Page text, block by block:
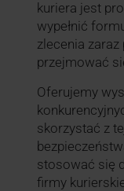
kuriera jest
wypełnić
zlecenia zaraz
przejmować
Oferujemy
skorzystać z
stosować się
firmy